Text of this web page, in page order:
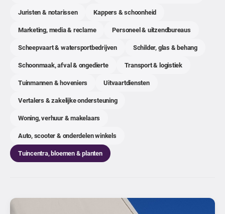
Juristen & notarissen
Kappers & schoonheid
Marketing, media & reclame
Personeel & uitzendbureaus
Scheepvaart & watersportbedrijven
Schilder, glas & behang
Schoonmaak, afval & ongedierte
Transport & logistiek
Tuinmannen & hoveniers
Uitvaartdiensten
Vertalers & zakelijke ondersteuning
Woning, verhuur & makelaars
Auto, scooter & onderdelen winkels
Tuincentra, bloemen & planten